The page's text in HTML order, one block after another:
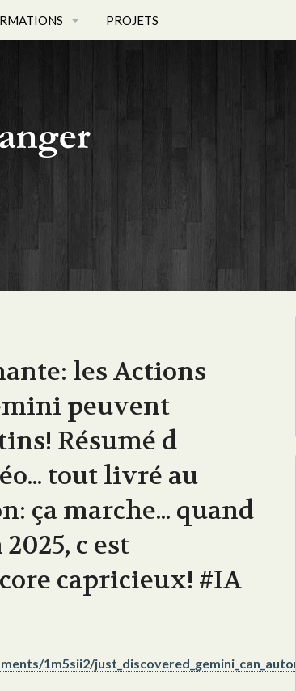
PROJETS
les Actions
peuvent
Résumé d
tout livré au
ça marche... quand
c est
capricieux! #IA
1m5sii2/